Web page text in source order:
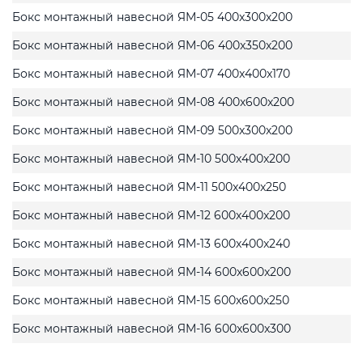
Бокс монтажный навесной ЯМ-05 400x300x200
Бокс монтажный навесной ЯМ-06 400x350x200
Бокс монтажный навесной ЯМ-07 400x400x170
Бокс монтажный навесной ЯМ-08 400x600x200
Бокс монтажный навесной ЯМ-09 500x300x200
Бокс монтажный навесной ЯМ-10 500x400x200
Бокс монтажный навесной ЯМ-11 500x400x250
Бокс монтажный навесной ЯМ-12 600x400x200
Бокс монтажный навесной ЯМ-13 600x400x240
Бокс монтажный навесной ЯМ-14 600x600x200
Бокс монтажный навесной ЯМ-15 600x600x250
Бокс монтажный навесной ЯМ-16 600x600x300